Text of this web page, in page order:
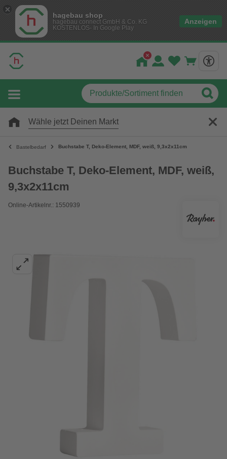
hagebau shop
hagebau connect GmbH & Co. KG
KOSTENLOS- In Google Play
Anzeigen
Wähle jetzt Deinen Markt
Bastelbedarf Buchstabe T, Deko-Element, MDF, weiß, 9,3x2x11cm
Buchstabe T, Deko-Element, MDF, weiß,
9,3x2x11cm
Online-Artikelnr.: 1550939